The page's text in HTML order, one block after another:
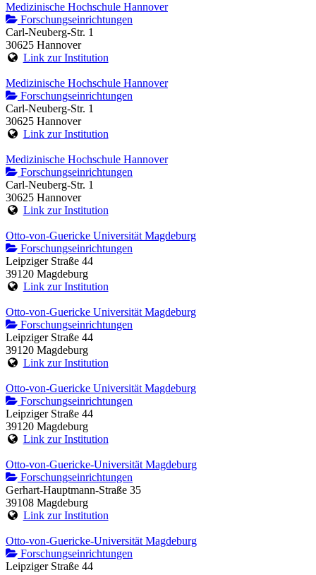
Medizinische Hochschule Hannover
Forschungseinrichtungen
Carl-Neuberg-Str. 1
30625 Hannover
Link zur Institution
Medizinische Hochschule Hannover
Forschungseinrichtungen
Carl-Neuberg-Str. 1
30625 Hannover
Link zur Institution
Medizinische Hochschule Hannover
Forschungseinrichtungen
Carl-Neuberg-Str. 1
30625 Hannover
Link zur Institution
Otto-von-Guericke Universität Magdeburg
Forschungseinrichtungen
Leipziger Straße 44
39120 Magdeburg
Link zur Institution
Otto-von-Guericke Universität Magdeburg
Forschungseinrichtungen
Leipziger Straße 44
39120 Magdeburg
Link zur Institution
Otto-von-Guericke Universität Magdeburg
Forschungseinrichtungen
Leipziger Straße 44
39120 Magdeburg
Link zur Institution
Otto-von-Guericke-Universität Magdeburg
Forschungseinrichtungen
Gerhart-Hauptmann-Straße 35
39108 Magdeburg
Link zur Institution
Otto-von-Guericke-Universität Magdeburg
Forschungseinrichtungen
Leipziger Straße 44